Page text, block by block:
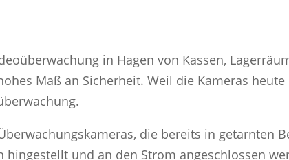
in Hagen von Kassen,
Maß an Sicherheit. Weil die Kameras
die bereits in getarnten
hingestellt und an den Strom angeschlossen